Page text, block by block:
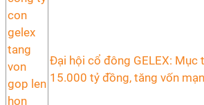
Đại hội cổ đông GELEX: Mục
15.000 tỷ đồng, tăng vốn